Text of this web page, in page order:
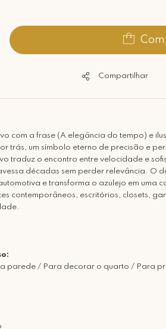
Compartilhar
com a frase (A elegância do tempo) e
trás, um símbolo eterno de precisão e
traduz o encontro entre velocidade e
décadas sem perder relevância. O
e transforma o azulejo em uma
contemporâneos, escritórios, closets,
parede / Para decorar o quarto / Para